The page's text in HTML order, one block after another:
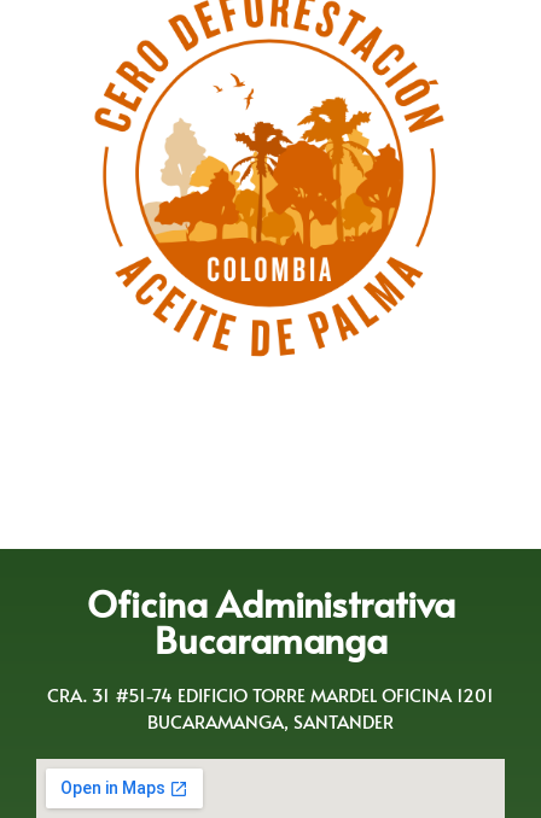
Oficina Administrativa
Bucaramanga
CRA. 31 #51-74 EDIFICIO TORRE MARDEL OFICINA 1201
BUCARAMANGA, SANTANDER